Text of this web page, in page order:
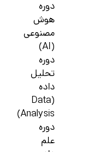
دوره
هوش
مصنوعی
(AI)
دوره
تحلیل
داده
(Data
Analysis)
دوره
علم